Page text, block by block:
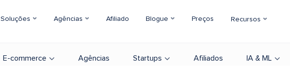
Soluções Agências Afiliado Blogue Preços Recursos
E-commerce Agências Startups Afiliados IA & ML